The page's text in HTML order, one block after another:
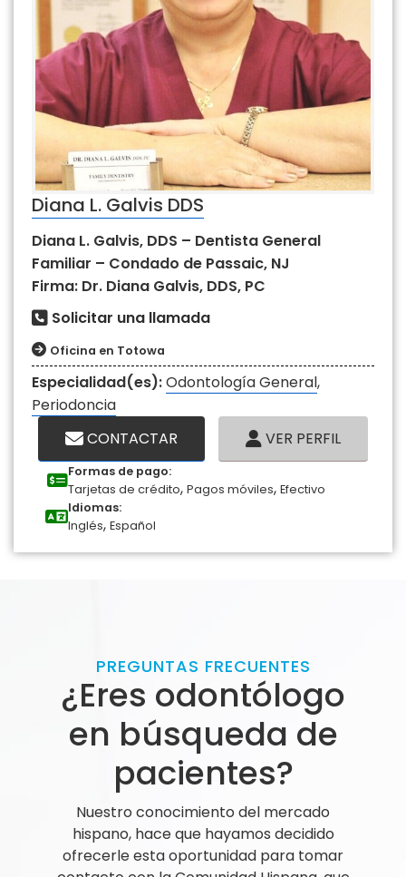
Diana L. Galvis DDS
Diana L. Galvis, DDS – Dentista General
Familiar – Condado de Passaic, NJ
Firma: Dr. Diana Galvis, DDS, PC
Solicitar una llamada
Oficina en Totowa
Especialidad(es):Odontología General,
Periodoncia
CONTACTAR
VER PERFIL
Formas de pago:
Tarjetas de crédito, Pagos móviles, Efectivo
Idiomas:
Inglés, Español
PREGUNTAS FRECUENTES
¿Eres odontólogo
en búsqueda de
pacientes?
Nuestro conocimiento del mercado
hispano, hace que hayamos decidido
ofrecerle esta oportunidad para tomar